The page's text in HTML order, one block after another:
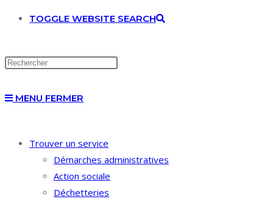
TOGGLE WEBSITE SEARCH
MENU FERMER
Trouver un service
Démarches administratives
Action sociale
Déchetteries